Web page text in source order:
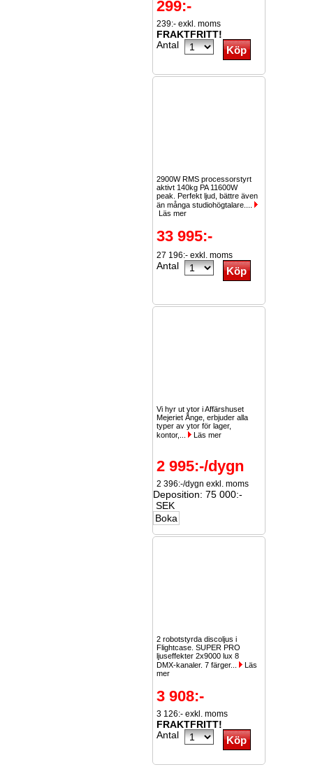
299:-
239:- exkl. moms
FRAKTFRITT!
Antal
2900W RMS processorstyrt
aktivt 140kg PA 11600W
peak. Perfekt ljud, bättre även
än många studiohögtalare....
Läs mer
33 995:-
27 196:- exkl. moms
Antal
Vi hyr ut ytor i Affärshuset
Mejeriet Ånge, erbjuder alla
typer av ytor för lager,
kontor,...
Läs mer
2 995:-/dygn
2 396:-/dygn exkl. moms
Deposition: 75 000:-
SEK
2 robotstyrda discoljus i
Flightcase. SUPER PRO
ljuseffekter 2x9000 lux 8
DMX-kanaler. 7 färger...
Läs
mer
3 908:-
3 126:- exkl. moms
FRAKTFRITT!
Antal